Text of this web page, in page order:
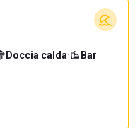
Doccia calda· Bar·